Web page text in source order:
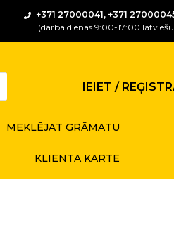
+371 27000041, +371
(darba dienās 9:00-17:00
IEIET /
MEKLĒJAT GRĀMATU
KLIENTA KARTE